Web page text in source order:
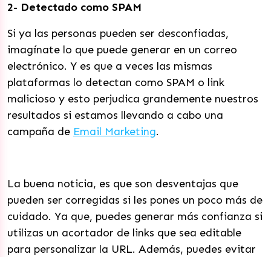
2- Detectado como SPAM
Si ya las personas pueden ser desconfiadas,
imagínate lo que puede generar en un correo
electrónico. Y es que a veces las mismas
plataformas lo detectan como SPAM o link
malicioso y esto perjudica grandemente nuestros
resultados si estamos llevando a cabo una
campaña de Email Marketing.
La buena noticia, es que son desventajas que
pueden ser corregidas si les pones un poco más de
cuidado. Ya que, puedes generar más confianza si
utilizas un acortador de links que sea editable
para personalizar la URL. Además, puedes evitar